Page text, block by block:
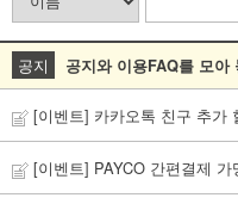
공지 공지와 이용FAQ를 모아
[이벤트] 카카오톡 친구 추가
[이벤트] PAYCO 간편결제